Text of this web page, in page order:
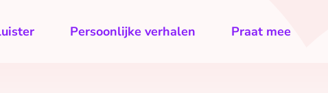
Persoonlijke verhalen Praat mee